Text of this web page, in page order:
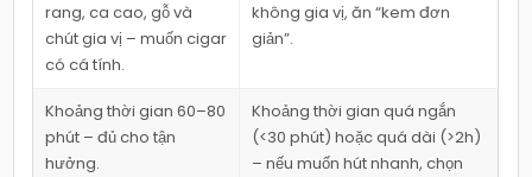
rang, ca cao, gỗ và
chút gia vị – muốn cigar
có cá tính.
không gia vị, ăn “kem đơn
giản”.
Khoảng thời gian 60–80
phút – đủ cho tận
hưởng.
Khoảng thời gian quá ngắn
(<30 phút) hoặc quá dài (>2h)
– nếu muốn hút nhanh, chọn